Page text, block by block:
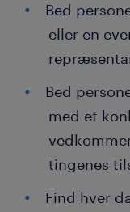
Bed
eller en
Bed
med et
tingenes
Find hver